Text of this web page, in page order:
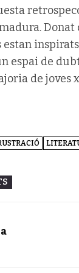
espai de
de joves